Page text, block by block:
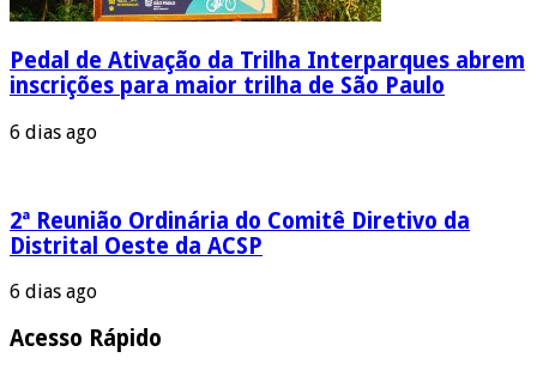
Pedal de Ativação da Trilha Interparques abrem
inscrições para maior trilha de São Paulo
6 dias ago
2ª Reunião Ordinária do Comitê Diretivo da
Distrital Oeste da ACSP
6 dias ago
Acesso Rápido